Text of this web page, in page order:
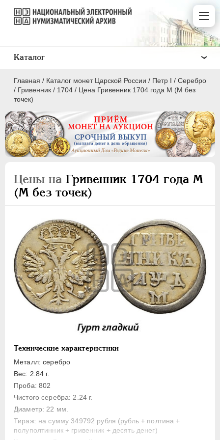
Главная / Каталог монет Царской России / Пeтр I / Серебро
/ Гривенник / 1704 / Цена Гривенник 1704 года М (М без
точек)
Цены на Гривенник 1704 года М
(М без точек)
Технические характеристики
Металл: серебро
Вес: 2.84 г.
Проба: 802
Чистого серебра: 2.24 г.
Диаметр: 22 мм.
Тираж: на сумму 349792 рубля (рубль + полтина +
полуполтинник + гривенник + десять денег)
Каталог
ПEТР I 1699 - 1725
Серебро
1 рубль
Полуполтинник
Гривенник
Гривна
10 денег
5 копеек
Алтын(ник)
1 копейка
Для Речи Посполитой
Монетовидные жетоны
ЕКАТЕРИНА I
ПЕТР II 1727-1729
АННА ИОАННОВНА
ИОАНН АНТОНОВИЧ 1740-1741